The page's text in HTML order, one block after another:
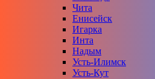
Чита
Енисейск
Игарка
Инта
Надым
Усть-Илимск
Усть-Кут